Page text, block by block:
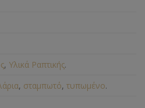
, Υλικά Ραπτικής.
, σταμπωτό, τυπωμένο.